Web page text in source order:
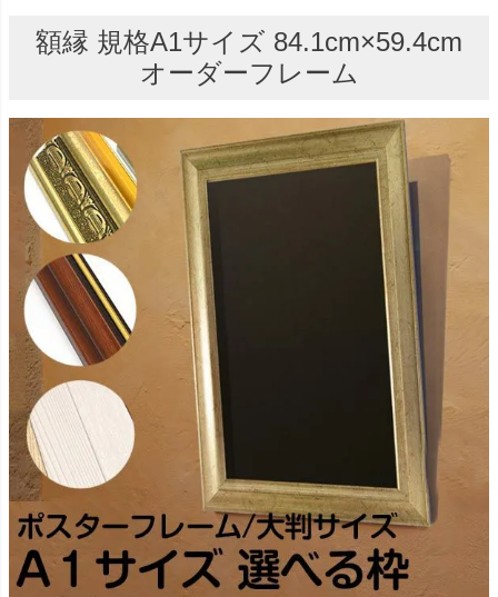
額縁 規格A1サイズ 84.1cm×59.4cm
オーダーフレーム